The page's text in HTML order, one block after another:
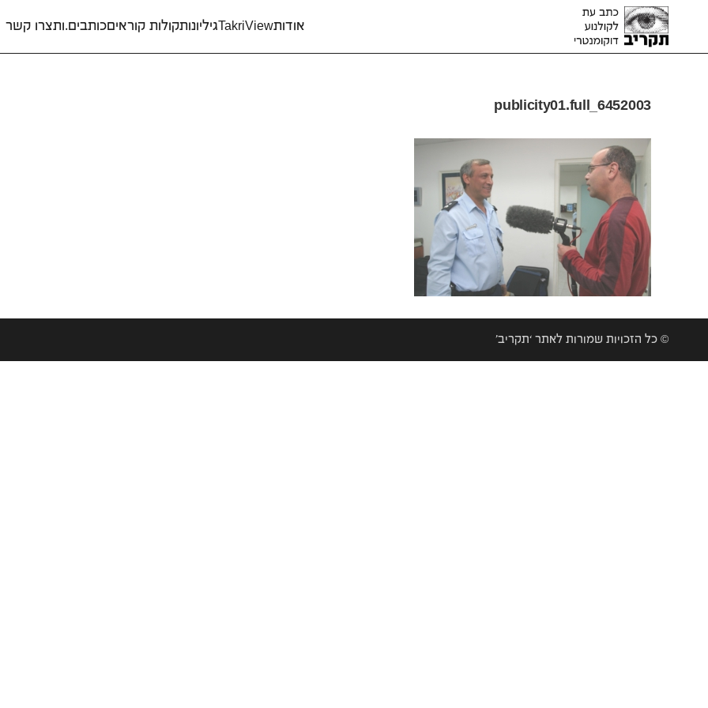
אודותTakriViewגיליונותקולות קוראיםכותבים.ותצרו קשר
6452003_publicity01.full
© כל הזכויות שמורות לאתר ‘תקריב’